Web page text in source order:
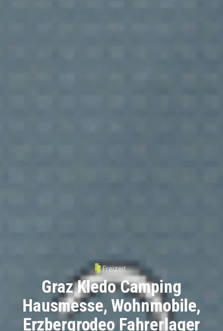
Freizeit
Graz Kledo Camping
Hausmesse, Wohnmobile,
Erzbergrodeo Fahrerlager